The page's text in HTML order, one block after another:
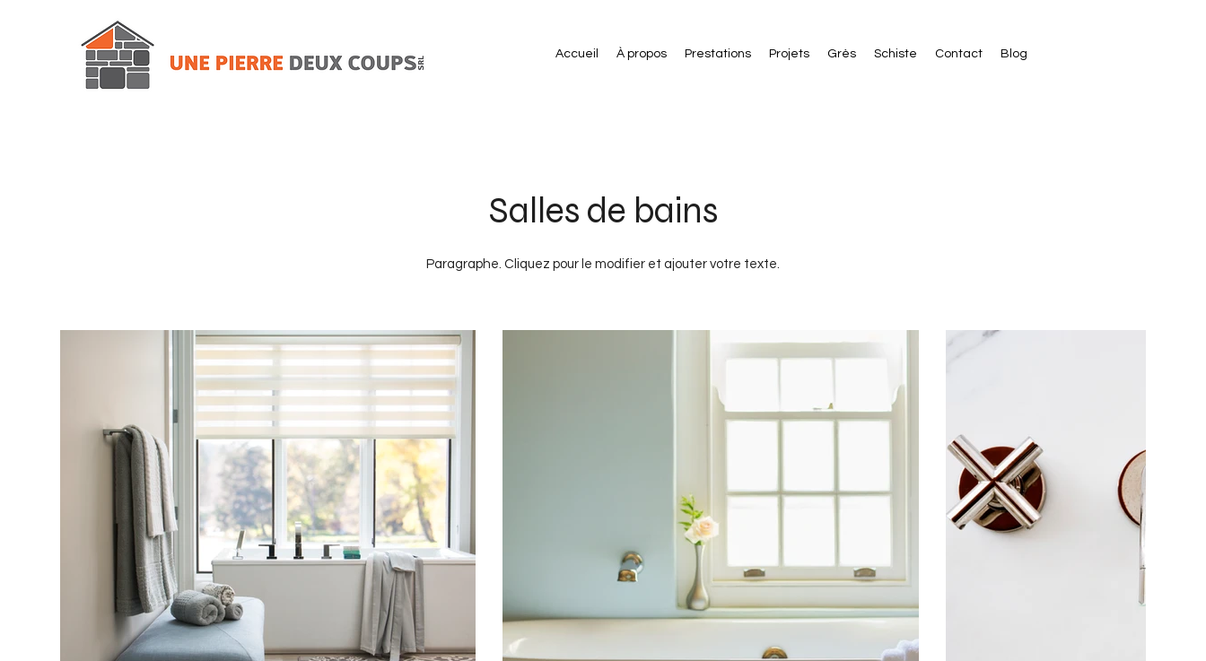
Accueil À propos Prestations Projets Grès Schiste Contact Blog
Salles de bains
Paragraphe. Cliquez pour le modifier et ajouter votre texte.